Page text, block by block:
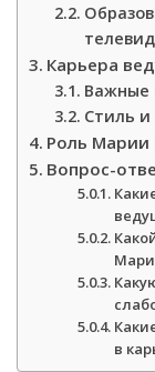
Карьера
Важные
Стиль и
Роль Марии
Вопрос-
в